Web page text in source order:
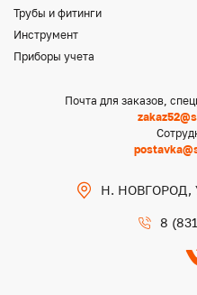
Трубы и фитинги
Инструмент
Приборы учета
Почта для заказов,
Н. НОВГОРОД,
8